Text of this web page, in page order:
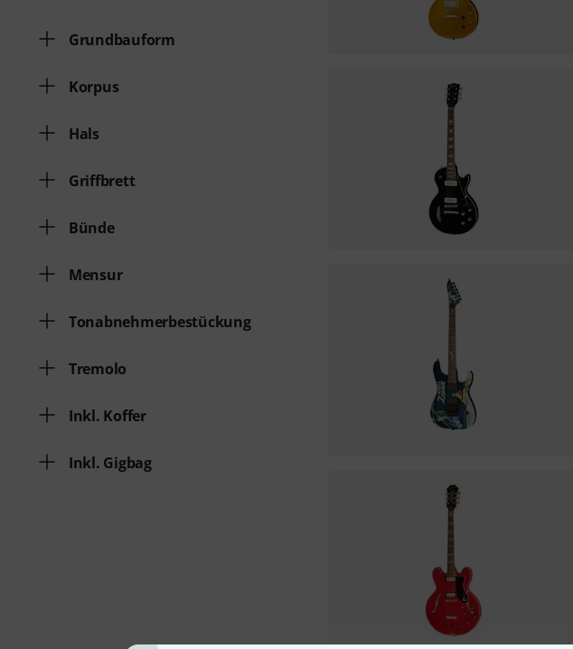
Grundbauform
Korpus
Hals
Griffbrett
Bünde
Mensur
Tonabnehmerbestückung
Tremolo
Inkl. Koffer
Inkl. Gigbag